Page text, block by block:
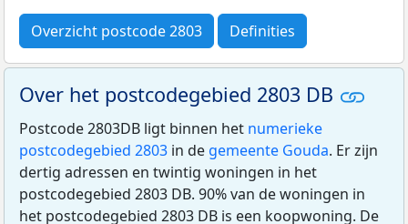
Overzicht postcode 2803 Definities
Over het postcodegebied 2803 DB
Postcode 2803DB ligt binnen het numerieke
postcodegebied 2803 in de gemeente Gouda. Er zijn
dertig adressen en twintig woningen in het
postcodegebied 2803 DB. 90% van de woningen in
het postcodegebied 2803 DB is een koopwoning. De